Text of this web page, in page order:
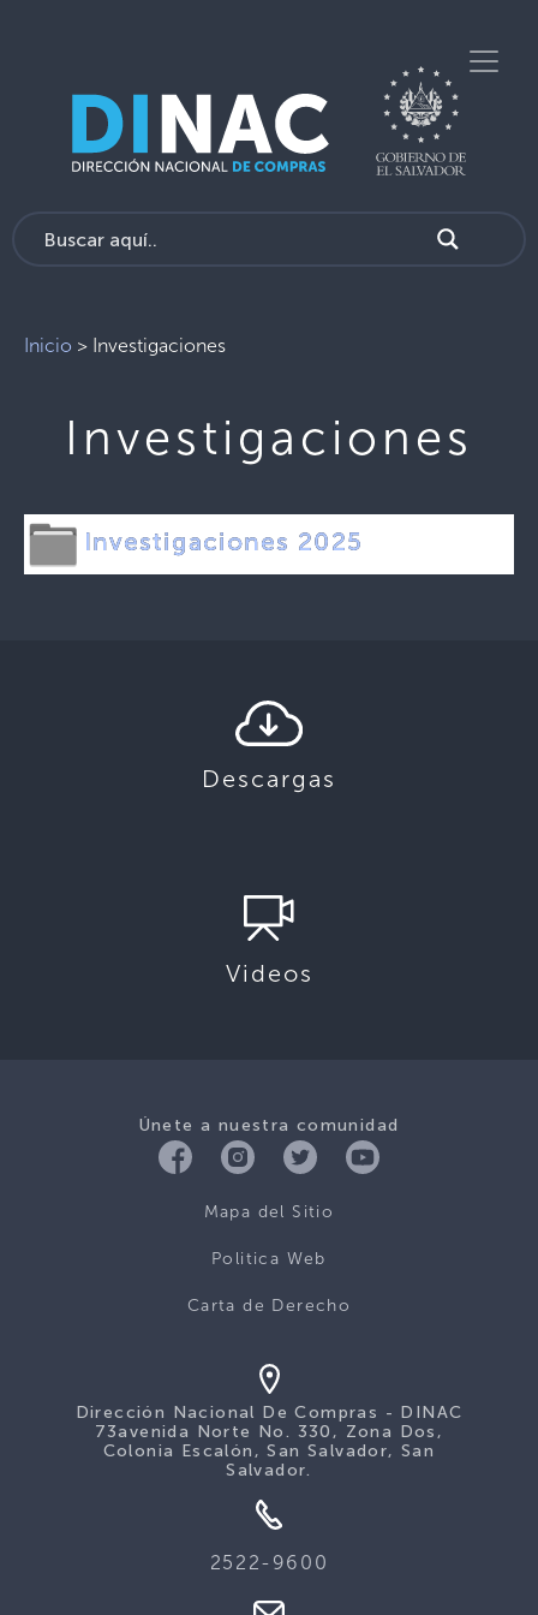
Inicio > Investigaciones
Investigaciones
Investigaciones 2025
Descargas
Videos
Únete a nuestra comunidad
Mapa del Sitio
Politica Web
Carta de Derecho
Dirección Nacional De Compras - DINAC
73avenida Norte No. 330, Zona Dos,
Colonia Escalón, San Salvador, San
Salvador.
2522-9600